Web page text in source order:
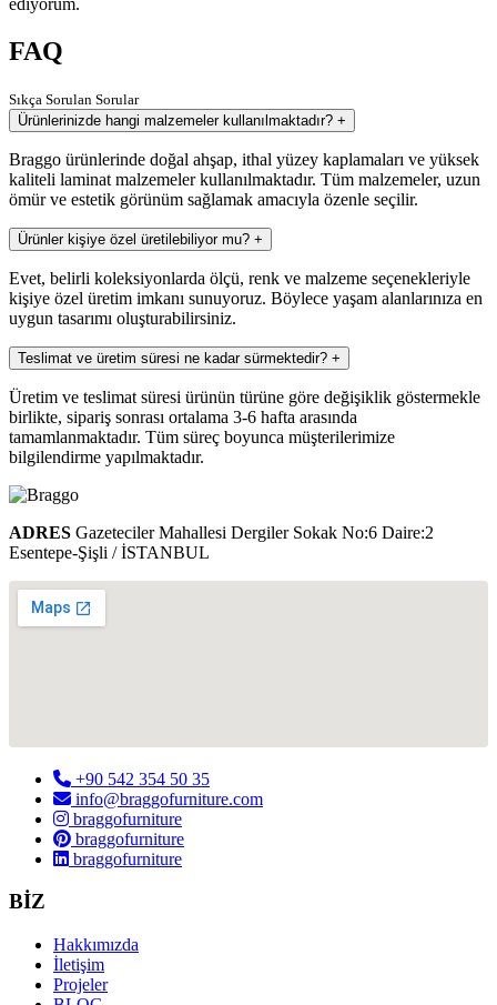
FAQ
Sıkça Sorulan Sorular
Ürünlerinizde hangi malzemeler kullanılmaktadır? +
Braggo ürünlerinde doğal ahşap, ithal yüzey kaplamaları ve yüksek
kaliteli laminat malzemeler kullanılmaktadır. Tüm malzemeler, uzun
ömür ve estetik görünüm sağlamak amacıyla özenle seçilir.
Ürünler kişiye özel üretilebiliyor mu? +
Evet, belirli koleksiyonlarda ölçü, renk ve malzeme seçenekleriyle
kişiye özel üretim imkanı sunuyoruz. Böylece yaşam alanlarınıza en
uygun tasarımı oluşturabilirsiniz.
Teslimat ve üretim süresi ne kadar sürmektedir? +
Üretim ve teslimat süresi ürünün türüne göre değişiklik göstermekle
birlikte, sipariş sonrası ortalama 3-6 hafta arasında
tamamlanmaktadır. Tüm süreç boyunca müşterilerimize
bilgilendirme yapılmaktadır.
ADRES Gazeteciler Mahallesi Dergiler Sokak No:6 Daire:2
Esentepe-Şişli / İSTANBUL
+90 542 354 50 35
info@braggofurniture.com
braggofurniture
braggofurniture
braggofurniture
BİZ
Hakkımızda
İletişim
Projeler